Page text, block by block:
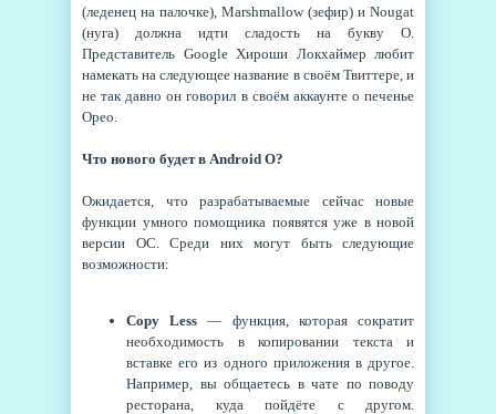
(леденец на палочке), Marshmallow (зефир) и Nougat
(нуга) должна идти сладость на букву О.
Представитель Google Хироши Локхаймер любит
намекать на следующее название в своём Твиттере, и
не так давно он говорил в своём аккаунте о печенье
Орео.
Что нового будет в Android O?
Ожидается, что разрабатываемые сейчас новые
функции умного помощника появятся уже в новой
версии ОС. Среди них могут быть следующие
возможности:
Copy Less — функция, которая сократит
необходимость в копировании текста и
вставке его из одного приложения в другое.
Например, вы общаетесь в чате по поводу
ресторана, куда пойдёте с другом.